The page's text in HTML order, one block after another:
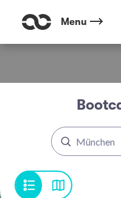
Menu
München